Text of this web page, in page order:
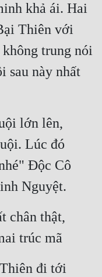
khả ái. Hai
Thiên với
trung nói
sau này nhất
lớn lên,
Lúc đó
Độc Cô
Nguyệt.
chân thật,
trúc mã
đi tới